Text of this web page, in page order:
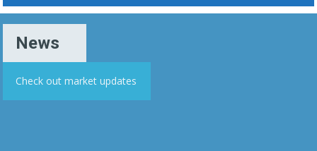
News
Check out market updates